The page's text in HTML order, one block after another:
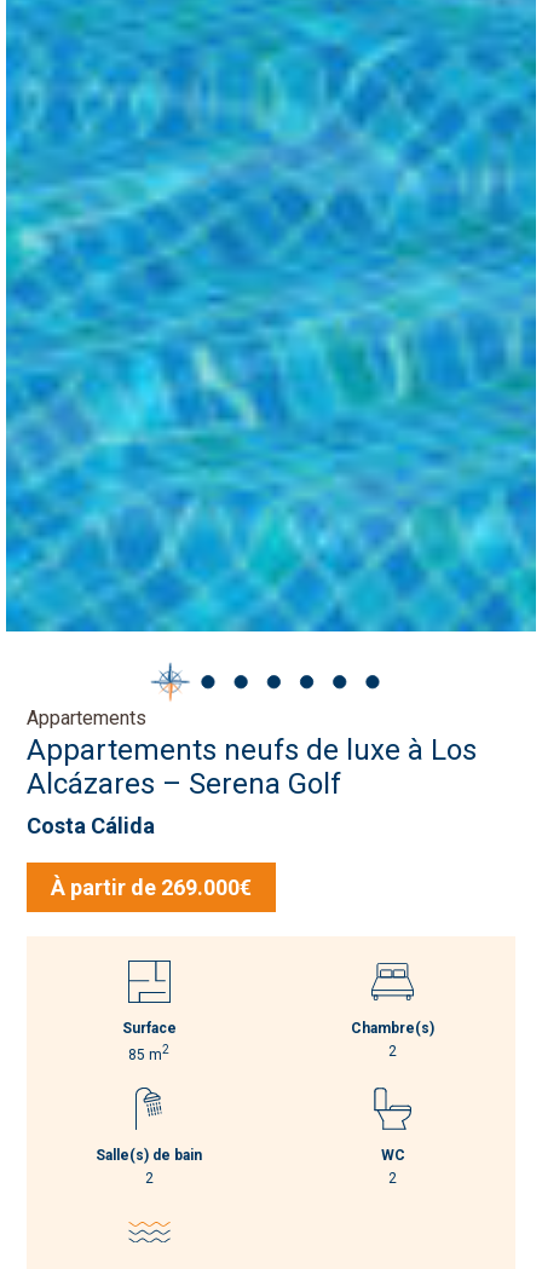
Appartements
Appartements neufs de luxe à Los
Alcázares – Serena Golf
Costa Cálida
À partir de 269.000€
Surface
85 m2
Chambre(s)
2
Salle(s) de bain
2
WC
2